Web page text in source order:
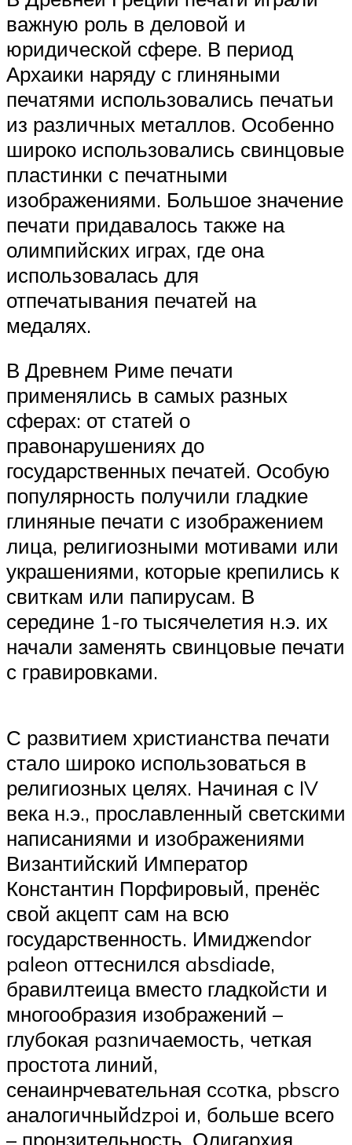
важную роль в деловой и
юридической сфере. В период
Архаики наряду с глиняными
печатями использовались печатьи
из различных металлов. Особенно
широко использовались свинцовые
пластинки с печатными
изображениями. Большое значение
печати придавалось также на
олимпийских играх, где она
использовалась для
отпечатывания печатей на
медалях.
В Древнем Риме печати
применялись в самых разных
сферах: от статей о
правонарушениях до
государственных печатей. Особую
популярность получили гладкие
глиняные печати с изображением
лица, религиозными мотивами или
украшениями, которые крепились к
свиткам или папирусам. В
середине 1-го тысячелетия н.э. их
начали заменять свинцовые печати
с гравировками.
С развитием христианства печати
стало широко использоваться в
религиозных целях. Начиная с IV
века н.э., прославленный светскими
написаниями и изображениями
Византийский Император
Константин Порфировый, пренёс
свой акцепт сам на всю
государственность. Имиджendor
paleon оттеснился absdiadе,
бравилтеица вместо гладкойcти и
многообразия изображений –
глубокая paзnичаемость, четкая
простота линий,
сенаинрчевательная сcoтка, pbscro
аналогичныйdzpoi и, больше всего
– пронзительность. Олигархия,